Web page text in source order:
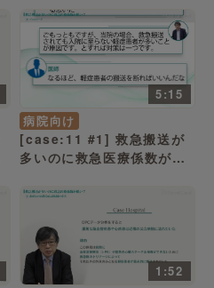
「全国平均は7単位弱なの
に……」（病院経営ケース
スタディー）
5:15
病院向け
[case:11 #1] 救急搬送が
多いのに救急医療係数が低
診だけだと……」（病院経
営ケーススタディー）
1:52